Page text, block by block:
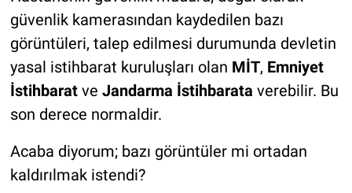
güvenlik kamerasından kaydedilen bazı
görüntüleri, talep edilmesi durumunda devletin
yasal istihbarat kuruluşları olan MİT, Emniyet
İstihbarat ve Jandarma İstihbarata verebilir. Bu
son derece normaldir.
Acaba diyorum; bazı görüntüler mi ortadan
kaldırılmak istendi?